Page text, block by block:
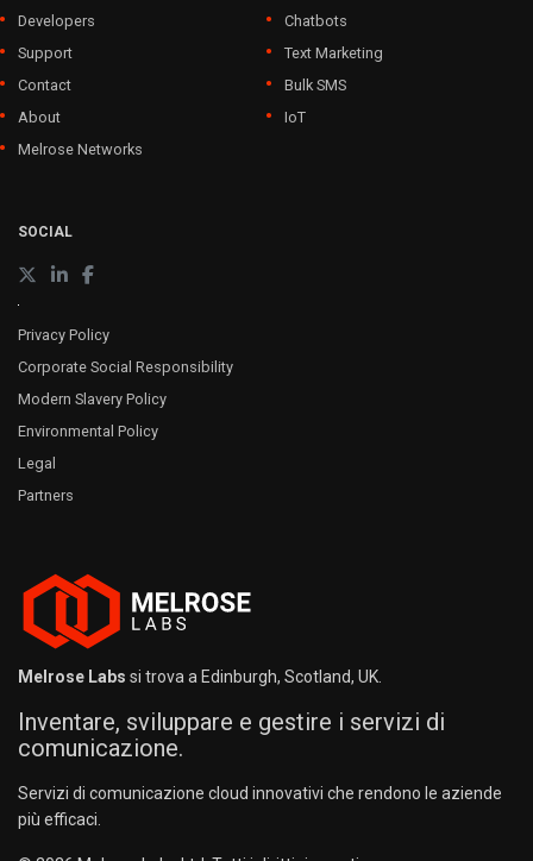
Developers
Support
Contact
About
Melrose Networks
Chatbots
Text Marketing
Bulk SMS
IoT
SOCIAL
Privacy Policy
Corporate Social Responsibility
Modern Slavery Policy
Environmental Policy
Legal
Partners
Melrose Labs si trova a Edinburgh, Scotland, UK.
Inventare, sviluppare e gestire i servizi di
comunicazione.
Servizi di comunicazione cloud innovativi che rendono le aziende
più efficaci.